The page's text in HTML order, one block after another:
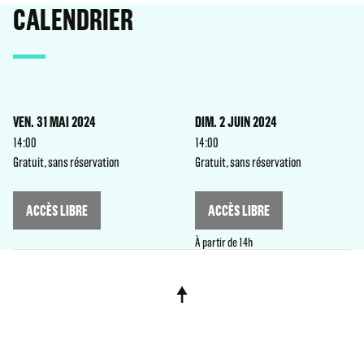
CALENDRIER
VEN. 31 MAI 2024
14:00
Gratuit, sans réservation
ACCÈS LIBRE
DIM. 2 JUIN 2024
14:00
Gratuit, sans réservation
ACCÈS LIBRE
À partir de 14h